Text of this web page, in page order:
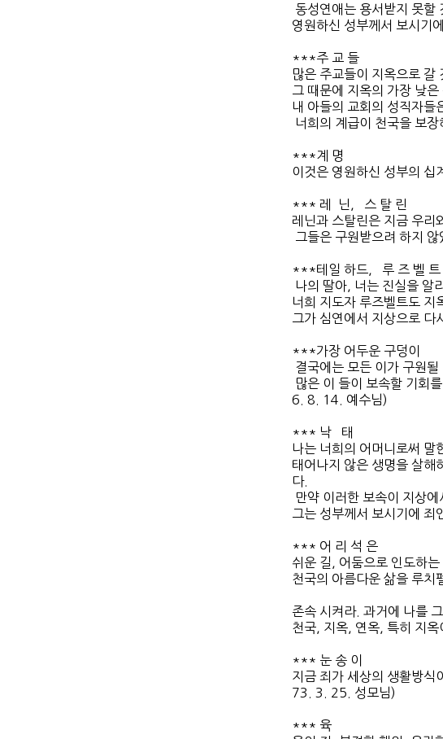
동성연애는 용서받지 못할
영원하신 성부께서 보시
***주 교 들
많은 주교들이 지옥으로 갈
그 때문에 지옥의 가장 낮
내 아들의 교회의 성직자들
너희의 계급이 천국을 보
***계 명
이것은 영원하신 성부의
*** 레 닌, 스 탈 린
레닌과 스탈린은 지금 우리
그들은 구원받으려 하지
***테일 하드, 루 즈 벨 트
나의 딸아, 너는 진실을 알
너희 지도자 루즈벨트도 지
그가 심연에서 지상으로
***가장 어두운 구덩이
결국에는 모든 이가 구원
많은 이 들이 보속할 기회
6. 8. 14. 예수님)
*** 낙 태
나는 너희의 어머니로써 말
태어나지 않은 생명을 살해
다.
만약 이러한 보속이 지상에
그는 성부께서 보시기에
*** 어 리 석 은
쉬운 길, 어둠으로 인도하
천국의 아름다운 삶을 루
존속 시켜라. 과거에 나를
천국, 지옥, 연옥, 특히 지
*** 눈 송 이
지금 죄가 세상의 생활방
73. 3. 25. 성모님)
*** 육